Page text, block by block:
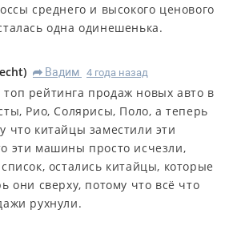
среднего и высокого ценового
одна одинешенька.
) R Вадим 4 года назад
рейтинга продаж новых авто в
Рио, Солярисы, Поло, а теперь
что китайцы заместили эти
эти машины просто исчезли,
остались китайцы, которые
они сверху, потому что всё что
рухнули.